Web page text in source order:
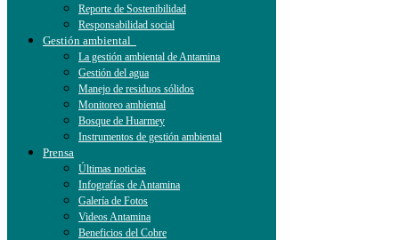
Reporte de Sostenibilidad
Responsabilidad social
Gestión ambiental
La gestión ambiental de Antamina
Gestión del agua
Manejo de residuos sólidos
Monitoreo ambiental
Bosque de Huarmey
Instrumentos de gestión ambiental
Prensa
Últimas noticias
Infografías de Antamina
Galería de Fotos
Videos Antamina
Beneficios del Cobre